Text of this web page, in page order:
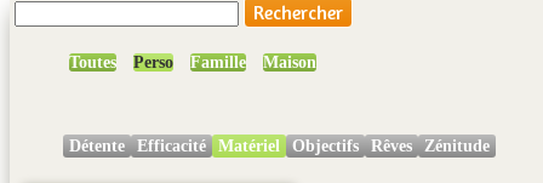
Toutes Perso Famille Maison
Détente Efficacité Matériel Objectifs Rêves Zénitude